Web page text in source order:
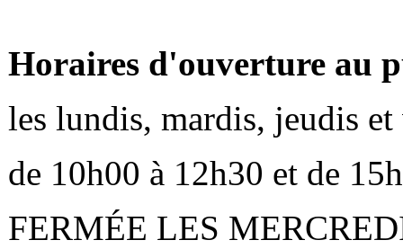
Horaires d'ouverture au
les lundis, mardis, jeudis et
de 10h00 à 12h30 et de
FERMÉE LES